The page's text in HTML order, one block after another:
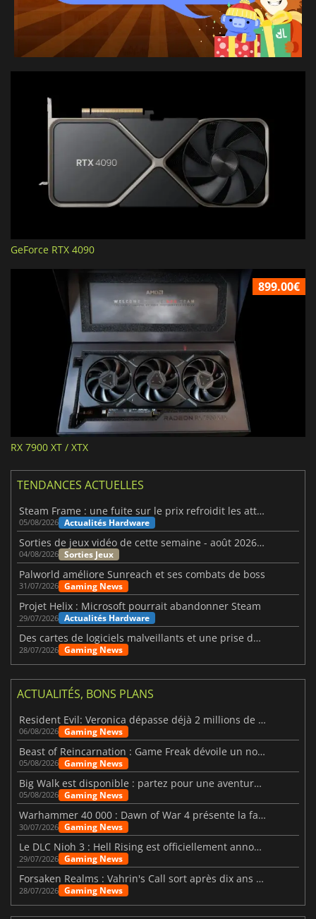
GeForce RTX 4090
899.00€
RX 7900 XT / XTX
TENDANCES ACTUELLES
Steam Frame : une fuite sur le prix refroidit les attentes VR
05/08/2026 Actualités Hardware
Sorties de jeux vidéo de cette semaine - août 2026 (semaine 32)
04/08/2026 Sorties Jeux
Palworld améliore Sunreach et ses combats de boss
31/07/2026 Gaming News
Projet Helix : Microsoft pourrait abandonner Steam
29/07/2026 Actualités Hardware
Des cartes de logiciels malveillants et une prise de contrôle de Discord ont touché Meccha Chameleon
28/07/2026 Gaming News
ACTUALITÉS, BONS PLANS
Resident Evil: Veronica dépasse déjà 2 millions de wishlists
06/08/2026 Gaming News
Beast of Reincarnation : Game Freak dévoile un nouveau pari
05/08/2026 Gaming News
Big Walk est disponible : partez pour une aventure entre amis
05/08/2026 Gaming News
Warhammer 40 000 : Dawn of War 4 présente la faction des Nécrons
30/07/2026 Gaming News
Le DLC Nioh 3 : Hell Rising est officiellement annoncé
29/07/2026 Gaming News
Forsaken Realms : Vahrin's Call sort après dix ans de développement
28/07/2026 Gaming News